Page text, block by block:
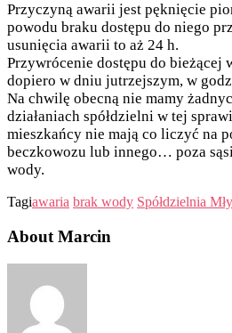
Przyczyną awarii jest pęknięcie
powodu braku dostępu do niego
usunięcia awarii to aż 24 h.
Przywrócenie dostępu do bieżącej
dopiero w dniu jutrzejszym, w
Na chwilę obecną nie mamy
działaniach spółdzielni w tej
mieszkańcy nie mają co liczyć na
beczkowozu lub innego… poza
wody.
Tagiawaria brak wody Spółdzielnia
About Marcin